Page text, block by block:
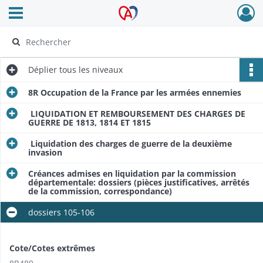
Archives Alsace - Colmar
Ouvrir le menu déroulant
Déplier tous les niveaux
8R Occupation de la France par les armées ennemies
LIQUIDATION ET REMBOURSEMENT DES CHARGES DE
GUERRE DE 1813, 1814 ET 1815
Liquidation des charges de guerre de la deuxième
invasion
Créances admises en liquidation par la commission
départementale: dossiers (pièces justificatives, arrêtés
de la commission, correspondance)
dossiers 105-106
Cote/Cotes extrêmes